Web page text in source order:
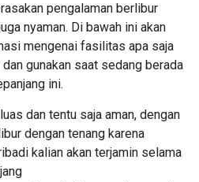
pengalaman berlibur
nyaman. Di bawah ini akan
mengenai fasilitas apa saja
gunakan saat sedang berada
ini.
dan tentu saja aman, dengan
dengan tenang karena
kalian akan terjamin selama